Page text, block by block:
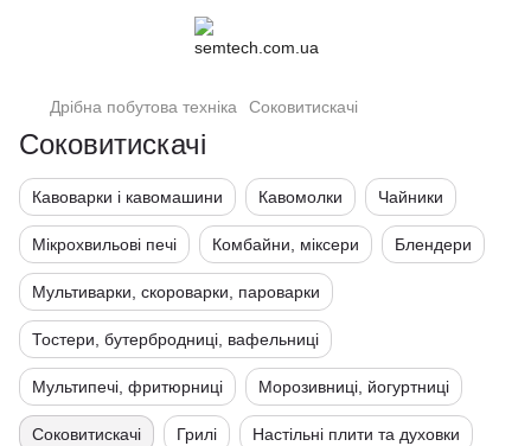
Дрібна побутова техніка Соковитискачі
Соковитискачі
Кавоварки і кавомашини Кавомолки Чайники
Мікрохвильові печі Комбайни, міксери Блендери
Мультиварки, скороварки, пароварки
Тостери, бутербродниці, вафельниці
Мультипечі, фритюрниці Морозивниці, йогуртниці
Соковитискачі Грилі Настільні плити та духовки